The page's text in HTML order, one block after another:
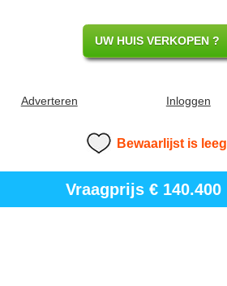
UW HUIS VERKOPEN ?
Adverteren Inloggen
Bewaarlijst is leeg
Vraagprijs € 140.400